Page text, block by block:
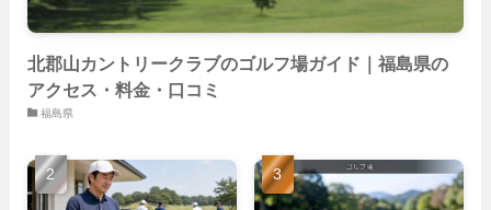
北郡山カントリークラブのゴルフ場ガイド｜福島県の
アクセス・料金・口コミ
福島県